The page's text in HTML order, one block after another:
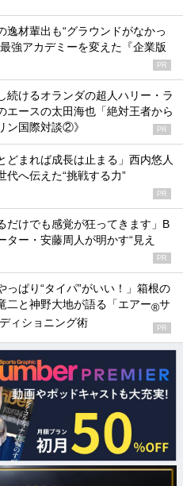
逸材輩出も“グラウンドがなかっ
強アカデミーを変えた『企業版
PR
続けるオランダの超人ハリー・ラ
エースの太田海也「絶対王者から
ン国際対談②》
PR
どまれば成長は止まる」西内悠人
代へ伝えた“挑戦する力”
PR
だけでも感覚が狂ってきます」B
ター・安藤周人が明かす“見え
PR
っぱり“タイパ”がいい！」箱根の
二と神野大地が語る「エアー®サ
ィショニング術 PR